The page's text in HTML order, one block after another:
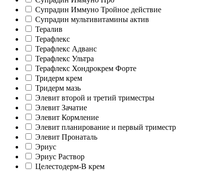
Супрадин Иммуно Тройное действие
Супрадин мультивитамины актив
Тералив
Терафлекс
Терафлекс Адванс
Терафлекс Ультра
Терафлекс Хондрокрем Форте
Тридерм крем
Тридерм мазь
Элевит второй и третий триместры
Элевит Зачатие
Элевит Кормление
Элевит планирование и первый триместр
Элевит Пронаталь
Эриус
Эриус Раствор
Целестодерм-В крем